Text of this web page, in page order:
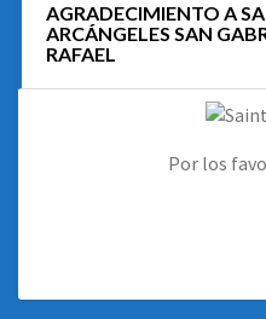
AGRADECIMIENTO A
ARCÁNGELES SAN
RAFAEL
Por los